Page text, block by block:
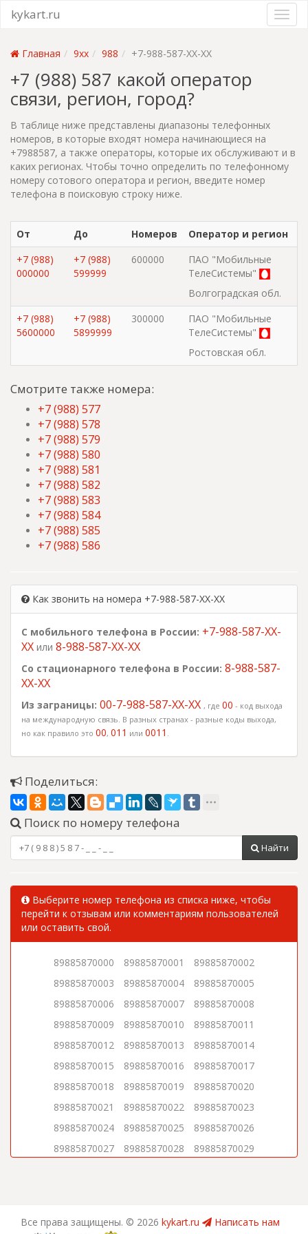
kykart.ru
Главная 9xx 988 +7-988-587-XX-XX
+7 (988) 587 какой оператор
связи, регион, город?
В таблице ниже представлены диапазоны телефонных
номеров, в которые входят номера начинающиеся на
+7988587, а также операторы, которые их обслуживают и в
каких регионах. Чтобы точно определить по телефонному
номеру сотового оператора и регион, введите номер
телефона в поисковую строку ниже.
От До Номеров
Оператор и регион
+7 (988)
000000
+7 (988)
599999
600000
ПАО "Мобильные
ТелеСистемы"
Волгоградская обл.
+7 (988)
5600000
+7 (988)
5899999
300000
ПАО "Мобильные
ТелеСистемы"
Ростовская обл.
Смотрите также номера:
+7 (988) 577
+7 (988) 578
+7 (988) 579
+7 (988) 580
+7 (988) 581
+7 (988) 582
+7 (988) 583
+7 (988) 584
+7 (988) 585
+7 (988) 586
Как звонить на номера +7-988-587-XX-XX
С мобильного телефона в России: +7-988-587-XX-
XX или 8-988-587-XX-XX
Со стационарного телефона в России: 8-988-587-
XX-XX
Из заграницы: 00-7-988-587-XX-XX , где 00 - код выхода
на международную связь. В разных странах - разные коды выхода,
но как правило это 00, 011 или 0011 .
Поделиться:
Поиск по номеру телефона
Найти
Выберите номер телефона из списка ниже, чтобы
перейти к отзывам или комментариям пользователей
или оставить свой.
89885870000 89885870001
89885870002
89885870003
89885870004
89885870005
89885870006
89885870007
89885870008
89885870009
89885870010
89885870011
89885870012
89885870013
89885870014
89885870015
89885870016
89885870017
89885870018
89885870019
89885870020
89885870021
89885870022
89885870023
89885870024
89885870025
89885870026
89885870027
89885870028
89885870029
89885870039
89885870040 89885870041
Все права защищены. © 2026 kykart.ru Написать нам